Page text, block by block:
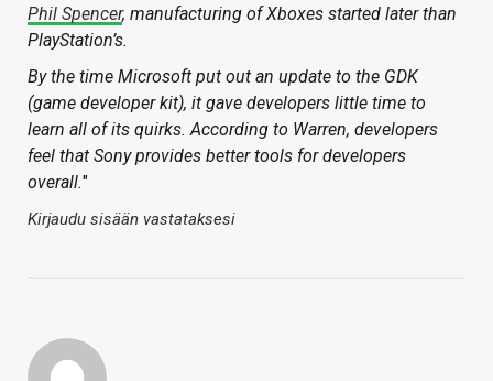
Phil Spencer, manufacturing of Xboxes started later than
PlayStation’s.
By the time Microsoft put out an update to the GDK
(game developer kit), it gave developers little time to
learn all of its quirks. According to Warren, developers
feel that Sony provides better tools for developers
overall."
Kirjaudu sisään vastataksesi